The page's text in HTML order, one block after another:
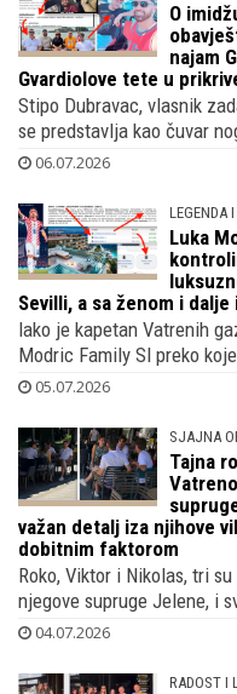
O
najam
Gvardiolove tete u
Stipo Dubravac, vlasnik
se predstavlja kao čuvar
06.07.2026
LEGENDA
Luka
Sevilli, a sa ženom i
Iako je kapetan Vatrenih
Modric Family Sl preko
05.07.2026
SJAJNA
Tajna
važan detalj iza njihove
dobitnim faktorom
Roko, Viktor i Nikolas, tri
njegove supruge Jelene, i
04.07.2026
RADOST I